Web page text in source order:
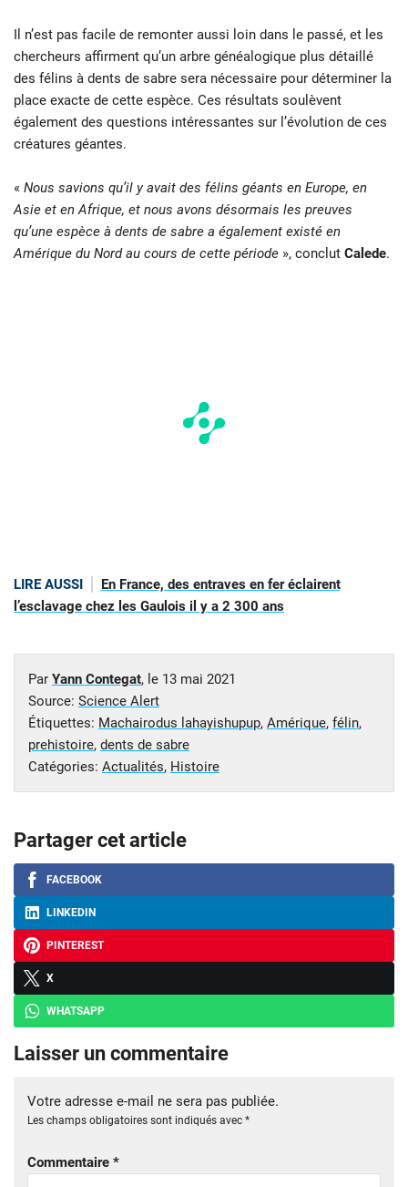
Il n’est pas facile de remonter aussi loin dans le passé, et les
chercheurs affirment qu’un arbre généalogique plus détaillé
des félins à dents de sabre sera nécessaire pour déterminer la
place exacte de cette espèce. Ces résultats soulèvent
également des questions intéressantes sur l’évolution de ces
créatures géantes.
« Nous savions qu’il y avait des félins géants en Europe, en
Asie et en Afrique, et nous avons désormais les preuves
qu’une espèce à dents de sabre a également existé en
Amérique du Nord au cours de cette période », conclut Calede.
LIRE AUSSI
En France, des entraves en fer éclairent
l’esclavage chez les Gaulois il y a 2 300 ans
Par Yann Contegat, le 13 mai 2021
Source: Science Alert
Étiquettes: Machairodus lahayishupup, Amérique, félin,
prehistoire, dents de sabre
Catégories: Actualités, Histoire
Partager cet article
FACEBOOK
LINKEDIN
PINTEREST
X
WHATSAPP
Laisser un commentaire
Votre adresse e-mail ne sera pas publiée.
Les champs obligatoires sont indiqués avec *
Commentaire *